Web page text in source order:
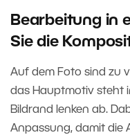
Bearbeitung in
Sie die
Auf dem Foto sind zu
das Hauptmotiv steht
Bildrand lenken ab.
Anpassung, damit die